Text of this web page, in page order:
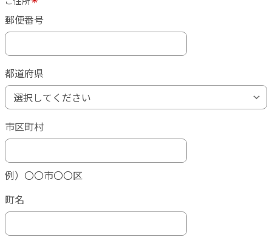
郵便番号
都道府県
市区町村
例）〇〇市〇〇区
町名